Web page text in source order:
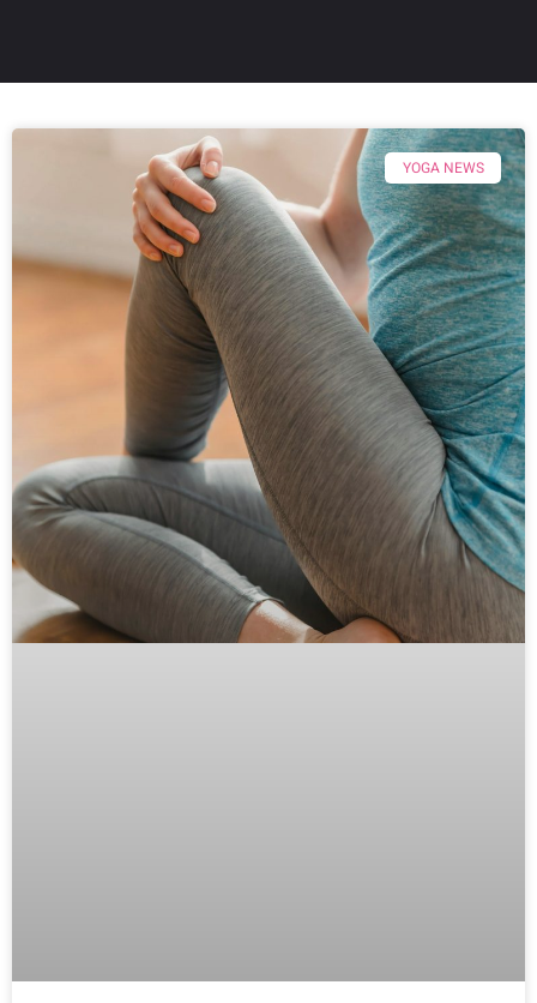
YOGA NEWS